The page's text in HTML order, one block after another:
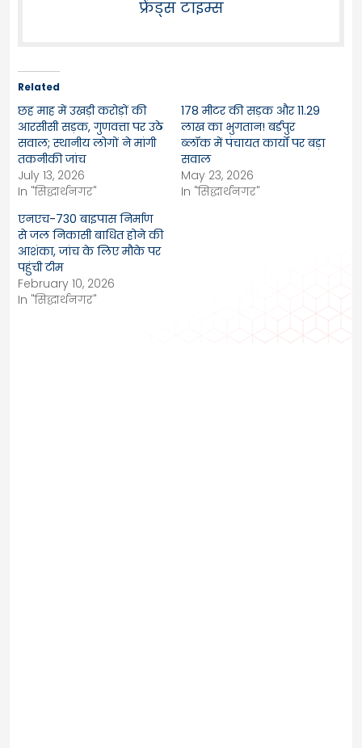
फ्रेंड्स टाइम्स
Related
छह माह में उखड़ी करोड़ों की
आरसीसी सड़क, गुणवत्ता पर उठे
सवाल; स्थानीय लोगों ने मांगी
तकनीकी जांच
July 13, 2026
In "सिद्धार्थनगर"
178 मीटर की सड़क और 11.29
लाख का भुगतान! बर्डपुर
ब्लॉक में पंचायत कार्यों पर बड़ा
सवाल
May 23, 2026
In "सिद्धार्थनगर"
एनएच-730 बाइपास निर्माण
से जल निकासी बाधित होने की
आशंका, जांच के लिए मौके पर
पहुंची टीम
February 10, 2026
In "सिद्धार्थनगर"